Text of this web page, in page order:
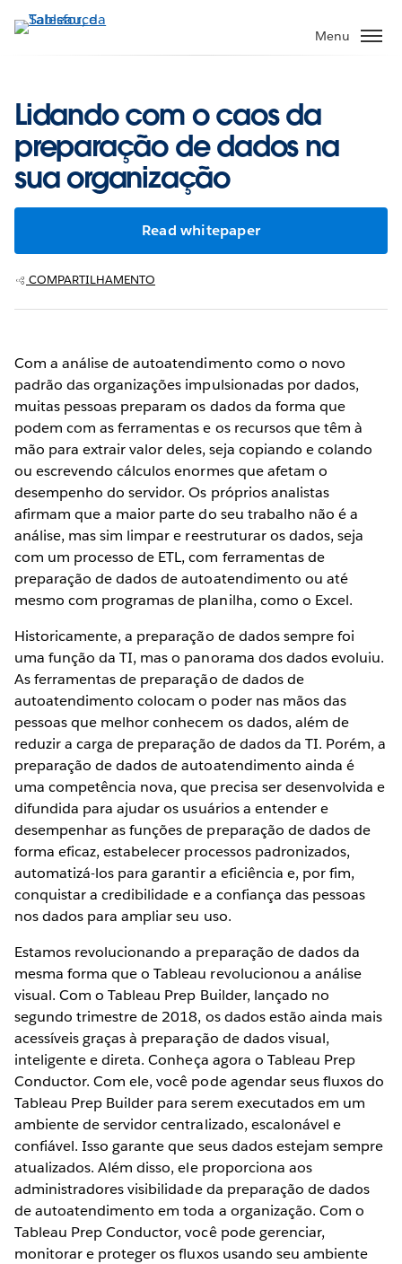
Pular
para
Menu
Lidando com o caos da
preparação de dados na
sua organização
Read whitepaper
COMPARTILHAMENTO
Com a análise de autoatendimento como o novo
padrão das organizações impulsionadas por dados,
muitas pessoas preparam os dados da forma que
podem com as ferramentas e os recursos que têm à
mão para extrair valor deles, seja copiando e colando
ou escrevendo cálculos enormes que afetam o
desempenho do servidor. Os próprios analistas
afirmam que a maior parte do seu trabalho não é a
análise, mas sim limpar e reestruturar os dados, seja
com um processo de ETL, com ferramentas de
preparação de dados de autoatendimento ou até
mesmo com programas de planilha, como o Excel.
Historicamente, a preparação de dados sempre foi
uma função da TI, mas o panorama dos dados evoluiu.
As ferramentas de preparação de dados de
autoatendimento colocam o poder nas mãos das
pessoas que melhor conhecem os dados, além de
reduzir a carga de preparação de dados da TI. Porém, a
preparação de dados de autoatendimento ainda é
uma competência nova, que precisa ser desenvolvida e
difundida para ajudar os usuários a entender e
desempenhar as funções de preparação de dados de
forma eficaz, estabelecer processos padronizados,
automatizá-los para garantir a eficiência e, por fim,
conquistar a credibilidade e a confiança das pessoas
nos dados para ampliar seu uso.
Estamos revolucionando a preparação de dados da
mesma forma que o Tableau revolucionou a análise
visual. Com o Tableau Prep Builder, lançado no
segundo trimestre de 2018, os dados estão ainda mais
acessíveis graças à preparação de dados visual,
inteligente e direta. Conheça agora o Tableau Prep
Conductor. Com ele, você pode agendar seus fluxos do
Tableau Prep Builder para serem executados em um
ambiente de servidor centralizado, escalonável e
confiável. Isso garante que seus dados estejam sempre
atualizados. Além disso, ele proporciona aos
administradores visibilidade da preparação de dados
de autoatendimento em toda a organização. Com o
Tableau Prep Conductor, você pode gerenciar,
monitorar e proteger os fluxos usando seu ambiente